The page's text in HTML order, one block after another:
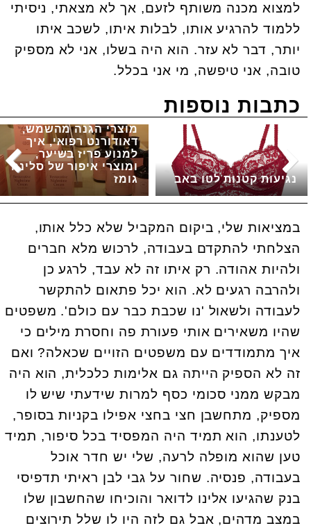
למצוא מכנה משותף לזעם, אך לא מצאתי, ניסיתי
ללמוד להרגיע אותו, לבלות איתו, לשכב איתו
יותר, דבר לא עזר. הוא היה בשלו, אני לא מספיק
טובה, אני טיפשה, מי אני בכלל.
כתבות נוספות
מוצרי הגנה מהשמש,
דאודורנט רפואי, איך
למנוע פריז בשיער,
ומוצרי איפור של סלינה
גומז
נגיעות קטנות לטו באב
במציאות שלי, ביקום המקביל שלא כלל אותו,
הצלחתי להתקדם בעבודה, לרכוש מלא חברים
ולהיות אהודה. רק איתו זה לא עבד, לרגע כן
ולהרבה רגעים לא. הוא יכל פתאום להתקשר
לעבודה ולשאול 'נו שכבת כבר עם כולם'. משפטים
שהיו משאירים אותי פעורת פה וחסרת מילים כי
איך מתמודדים עם משפטים הזויים שכאלה? ואם
זה לא הספיק הייתה גם אלימות כלכלית, הוא היה
מבקש ממני סכומי כסף למרות שידעתי שיש לו
מספיק, מתחשבן חצי בחצי אפילו בקניות בסופר,
לטענתו, הוא תמיד היה המפסיד בכל סיפור, תמיד
טען שהוא מופלה לרעה, שלי יש חדר אוכל
בעבודה, פנסיה. שחור על גבי לבן ראיתי תדפיסי
בנק שהגיעו אלינו לדואר והוכיחו שהחשבון שלו
במצב מדהים, אבל גם לזה היו לו שלל תירוצים